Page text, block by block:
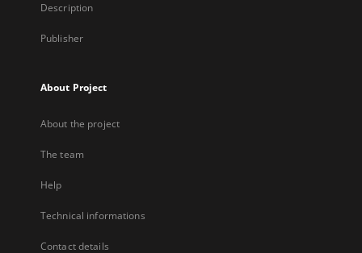
Description
Publisher
About Project
About the project
The team
Help
Technical informations
Contact details